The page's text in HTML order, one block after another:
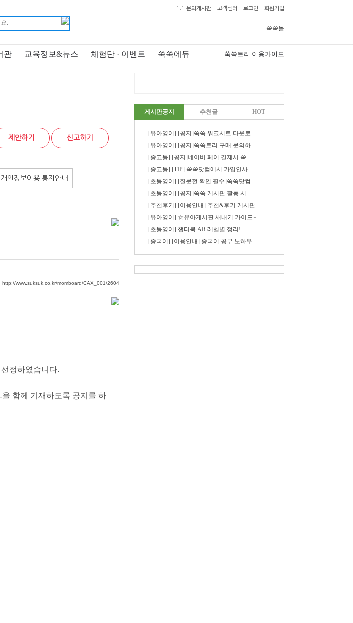
1:1 문의게시판 고객센터 로그인 회원가입
쑥쑥몰
관 교육정보&뉴스 체험단 · 이벤트 쑥쑥에듀 쑥쑥트리 이용가이드
제안하기 신고하기
개인정보이용 통지안내
http://www.suksuk.co.kr/momboard/CAX_001/2604
정하였습니다.
함께 기재하도록 공지를 하
게시판공지 추천글 HOT
[유아영어] [공지]쑥쑥 워크시트 다운로...
[유아영어] [공지]쑥쑥트리 구매 문의하...
[중고등] [공지]네이버 페이 결제시 쑥...
[중고등] [TIP] 쑥쑥닷컴에서 가입인사...
[초등영어] [질문전 확인 필수]쑥쑥닷컴 ...
[초등영어] [공지]쑥쑥 게시판 활동 시 ...
[추천후기] [이용안내] 추천&후기 게시판...
[유아영어] ☆유아게시판 새내기 가이드~
[초등영어] 챕터북 AR 레벨별 정리!
[중국어] [이용안내] 중국어 공부 노하우